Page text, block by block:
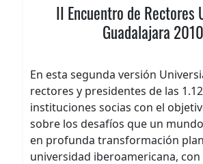
II Encuentro de Rectores
Guadalajara 2010
En esta segunda versión
rectores y presidentes de las
instituciones socias con el
sobre los desafíos que un
en profunda transformación
universidad iberoamericana,